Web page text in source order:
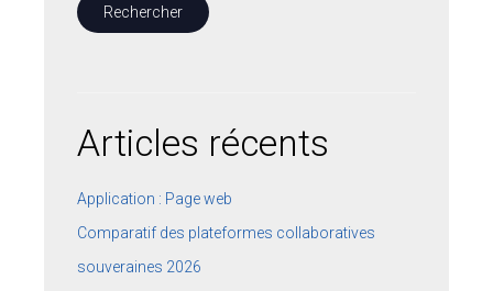
Articles récents
Application : Page web
Comparatif des plateformes collaboratives
souveraines 2026